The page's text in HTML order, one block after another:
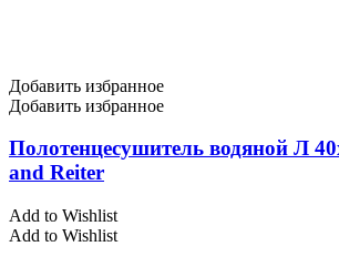
Добавить избранное
Добавить избранное
Полотенцесушитель водяной Л
and Reiter
Add to Wishlist
Add to Wishlist